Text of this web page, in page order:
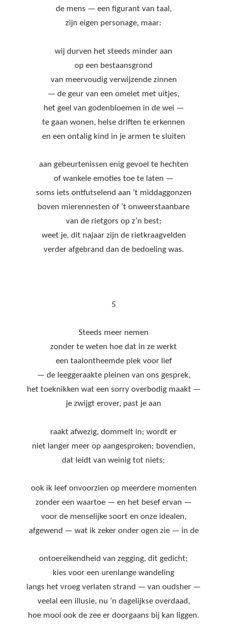
de mens — een figurant van taal,
zijn eigen personage, maar:
wij durven het steeds minder aan
op een bestaansgrond
van meervoudig verwijzende zinnen
— de geur van een omelet met uitjes,
het geel van godenbloemen in de wei —
te gaan wonen, helse driften te erkennen
en een ontalig kind in je armen te sluiten
aan gebeurtenissen enig gevoel te hechten
of wankele emoties toe te laten —
soms iets ontfutselend aan ’t middaggonzen
boven mierennesten of ’t onweerstaanbare
van de rietgors op z’n best;
weet je, dit najaar zijn de rietkraagvelden
verder afgebrand dan de bedoeling was.
5
Steeds meer nemen
zonder te weten hoe dat in ze werkt
een taalontheemde plek voor lief
— de leeggeraakte pleinen van ons gesprek,
het toeknikken wat een sorry overbodig maakt —
je zwijgt erover, past je aan
raakt afwezig, dommelt in; wordt er
niet langer meer op aangesproken; bovendien,
dat leidt van weinig tot niets;
ook ik leef onvoorzien op meerdere momenten
zonder een waartoe — en het besef ervan —
voor de menselijke soort en onze idealen,
afgewend — wat ik zeker onder ogen zie — in de
ontoereikendheid van zegging, dit gedicht;
kies voor een urenlange wandeling
langs het vroeg verlaten strand — van oudsher —
veelal een illusie, nu ’n dagelijkse overdaad,
hoe mooi ook de zee er doorgaans bij kan liggen.